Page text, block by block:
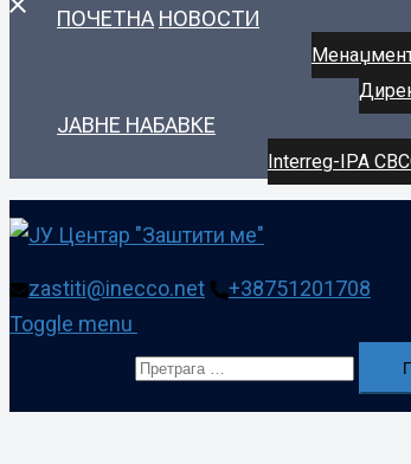
ПОЧЕТНА НОВОСТИ
ЈАВНЕ НАБАВКЕ
Interreg-IPA CBC
zastiti@inecco.net
+38751201708
Toggle menu